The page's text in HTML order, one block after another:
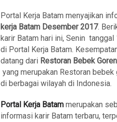
Portal Kerja Batam menyajikan
kerja Batam Desember 2017.
karir Batam hari ini, Senin
di Portal Kerja Batam.
datang dari Restoran Bebek
yang merupakan Restoran
di berbagai wilayah di Indonesia.
Portal Kerja Batam merupakan
informasi karir Batam terbaru,